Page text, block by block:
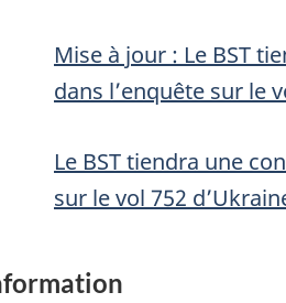
Mise à jour : Le BST
dans l’enquête sur le
Le BST tiendra une
sur le vol 752